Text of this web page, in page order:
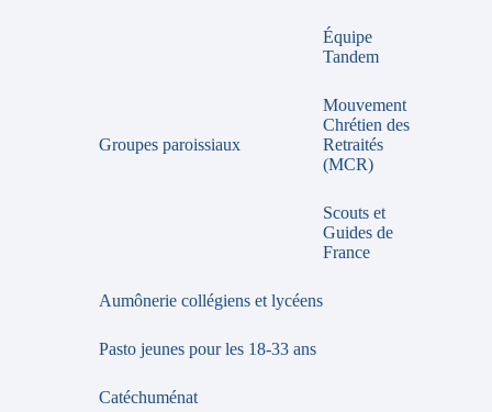
Groupes paroissiaux
Équipe
Tandem
Mouvement
Chrétien des
Retraités
(MCR)
Scouts et
Guides de
France
Aumônerie collégiens et lycéens
Pasto jeunes pour les 18-33 ans
Catéchuménat